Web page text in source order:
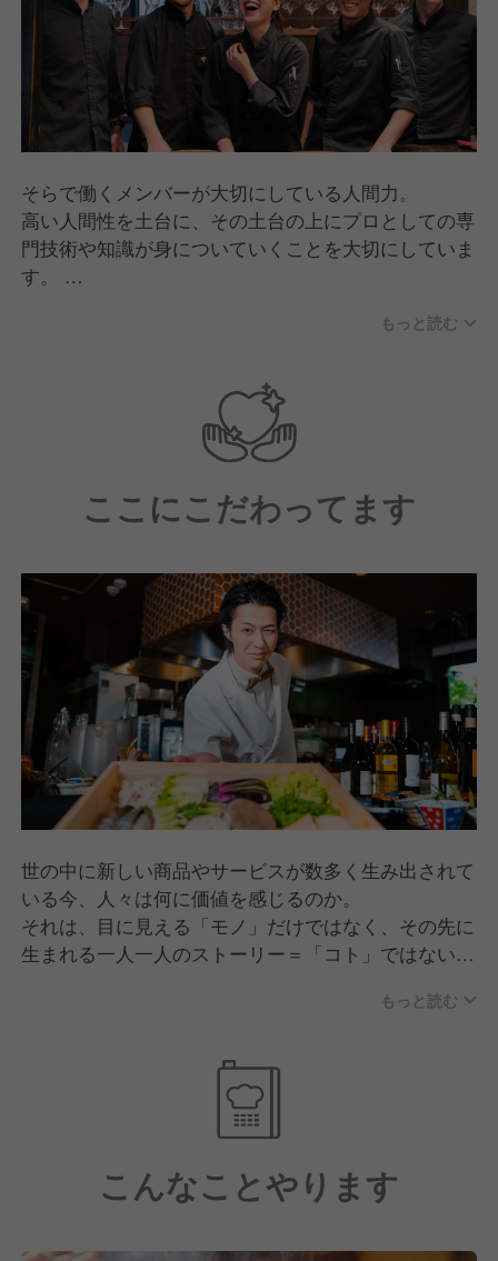
そらで働くメンバーが大切にしている人間力。
高い人間性を土台に、その土台の上にプロとしての専
門技術や知識が身についていくことを大切にしていま
す。
人として、思考や行動を共に高めていける環境があり
もっと読む
ここにこだわってます
世の中に新しい商品やサービスが数多く生み出されて
いる今、人々は何に価値を感じるのか。
それは、目に見える「モノ」だけではなく、その先に
生まれる一人一人のストーリー＝「コト」ではない
私たちそらグループは「楽しい」と感じる体験を通し
「Fun style＆Place」を実現します。
もっと読む
こんなことやります